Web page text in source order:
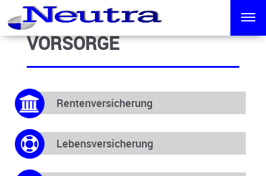
VORSORGE
Rentenversicherung
Lebensversicherung